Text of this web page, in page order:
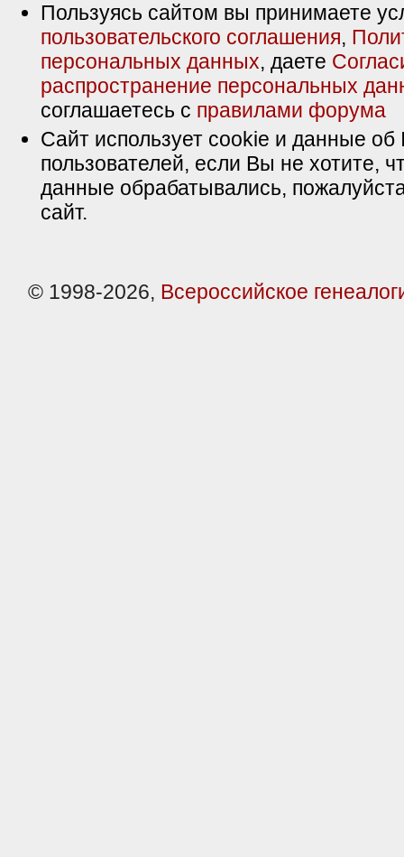
Пользуясь сайтом вы принимаете
пользовательского соглашения,
персональных данных, даете
распространение персональных
соглашаетесь с правилами форума
Сайт использует cookie и данные об
пользователей, если Вы не хотите,
данные обрабатывались,
сайт.
© 1998-2026, Всероссийское